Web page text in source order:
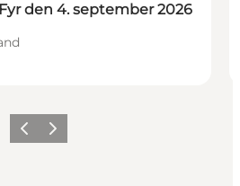
den 4. september 2026
ForrigeNæste